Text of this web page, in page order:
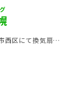
区にて換気扇清掃